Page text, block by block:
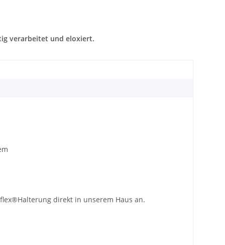
verarbeitet und eloxiert.
direkt in unserem Haus an.